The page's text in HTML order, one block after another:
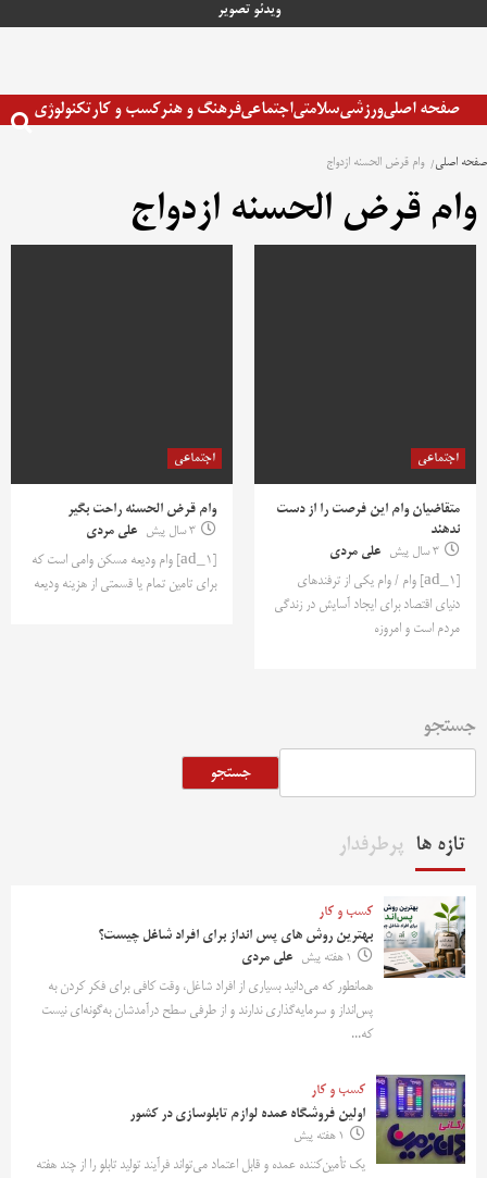
ویدئو تصویر
صفحه اصلیورزشیسلامتیاجتماعیفرهنگ و هنرکسب و کارتکنولوژی
صفحه اصلی وام قرض الحسنه ازدواج
وام قرض الحسنه ازدواج
اجتماعی
متقاضیان وام این فرصت را از دست
ندهند
3 سال پیش
علی مردی
[ad_1] وام / وام یکی از ترفندهای
دنیای اقتصاد برای ایجاد آسایش در زندگی
مردم است و امروزه
اجتماعی
وام قرض الحسنه راحت بگیر
3 سال پیش
علی مردی
[ad_1] وام ودیعه مسکن وامی است که
برای تامین تمام یا قسمتی از هزینه ودیعه
جستجو
جستجو
تازه ها پرطرفدار
کسب و کار
بهترین روش‌ های پس‌ انداز برای افراد شاغل چیست؟
1 هفته پیش
علی مردی
همانطور که می‌دانید بسیاری از افراد شاغل، وقت کافی برای فکر کردن به
پس‌انداز و سرمایه‌گذاری ندارند و از طرفی سطح درآمدشان به‌گونه‌ای نیست
که...
کسب و کار
اولین فروشگاه عمده لوازم تابلوسازی در کشور
1 هفته پیش
یک تأمین‌کننده عمده و قابل اعتماد می‌تواند فرآیند تولید تابلو را از چند هفته